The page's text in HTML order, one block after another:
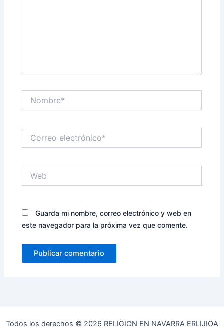
electrónico*
Guarda mi nombre, correo electrónico y web en
este navegador para la próxima vez que comente.
Todos los derechos © 2026 RELIGION EN NAVARRA ERLIJIOA